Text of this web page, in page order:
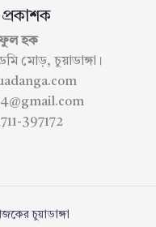
হক
মোড়, চুয়াডাঙ্গা।
397172
চুয়াডাঙ্গা